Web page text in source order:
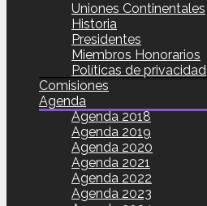
Uniones Continentales
Historia
Presidentes
Miembros Honorarios
Políticas de privacidad
Comisiones
Agenda
Agenda 2018
Agenda 2019
Agenda 2020
Agenda 2021
Agenda 2022
Agenda 2023